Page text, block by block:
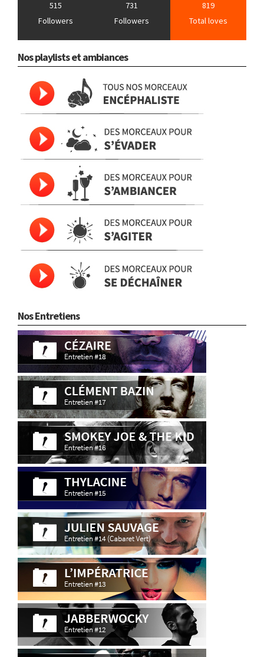
515
Followers
731
Followers
819
Total loves
Nos playlists et ambiances
Nos Entretiens